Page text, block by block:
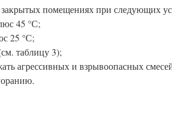
помещениях при следующих
45 °С;
25 °С;
таблицу 3);
агрессивных и взрывоопасных